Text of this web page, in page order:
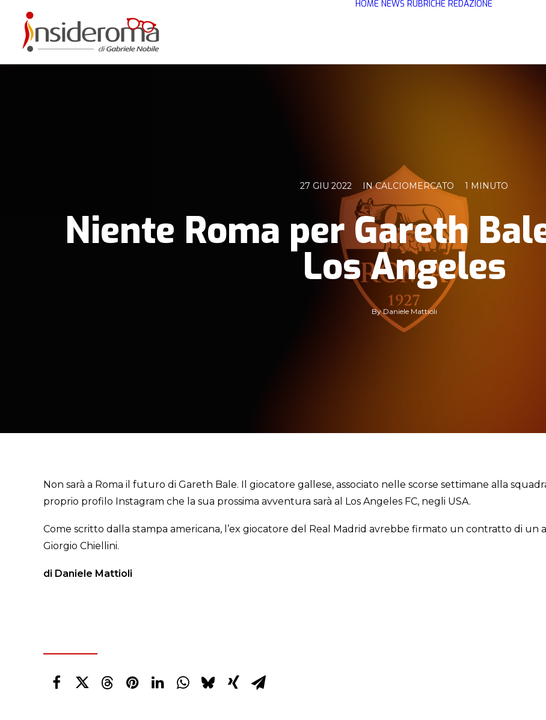
HOME NEWS RUBRICHE REDAZIONE
27 GIU 2022 INCALCIOMERCATO 1 MINUTO
Niente Roma per Gareth
Los Angeles
ByDaniele Mattioli
Non sarà a Roma il futuro di Gareth Bale. Il giocatore gallese, associato nelle scorse settimane alla
proprio profilo Instagram che la sua prossima avventura sarà al Los Angeles FC, negli USA.
Come scritto dalla stampa americana, l’ex giocatore del Real Madrid avrebbe firmato un contratto di un
Giorgio Chiellini.
di Daniele Mattioli